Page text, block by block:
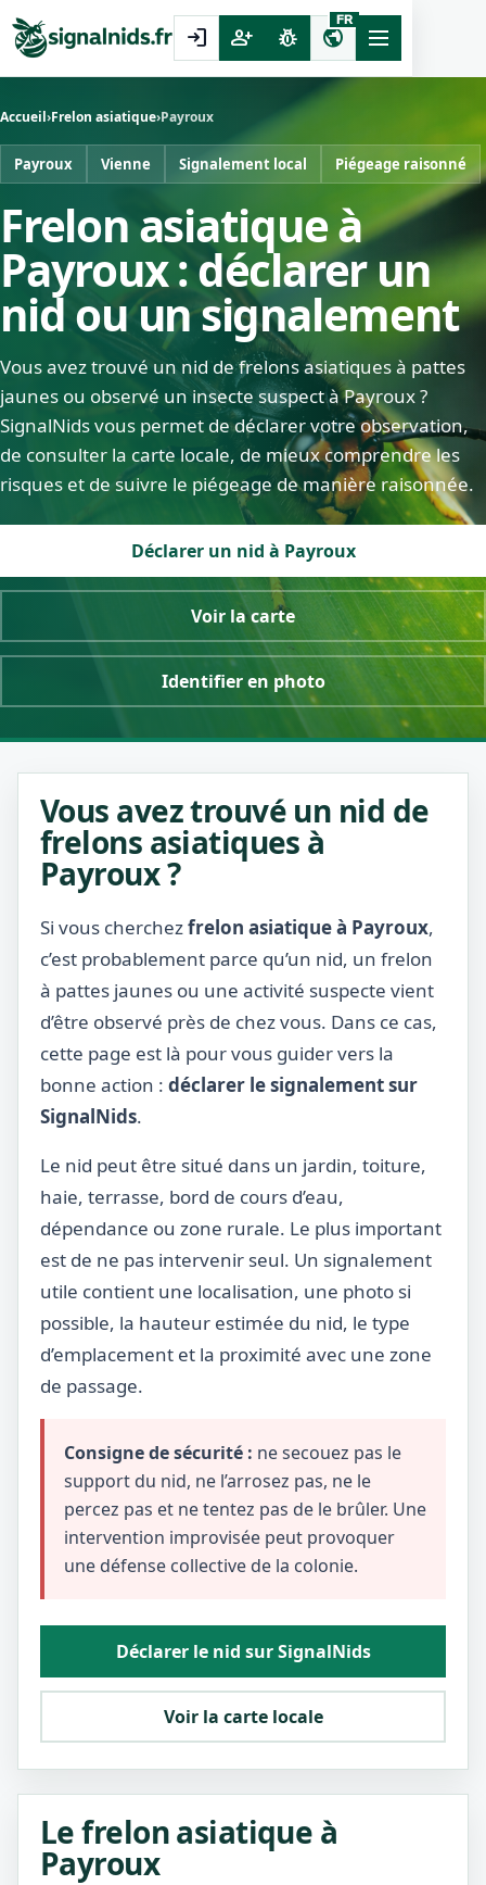
login person_add pest_control public
FR
Accueil›Frelon asiatique›Payroux
Payroux Vienne Signalement local Piégeage raisonné
Frelon asiatique à
Payroux : déclarer un
nid ou un signalement
Vous avez trouvé un nid de frelons asiatiques à pattes
jaunes ou observé un insecte suspect à Payroux ?
SignalNids vous permet de déclarer votre observation,
de consulter la carte locale, de mieux comprendre les
risques et de suivre le piégeage de manière raisonnée.
Déclarer un nid à Payroux
Voir la carte
Identifier en photo
Vous avez trouvé un nid de
frelons asiatiques à
Payroux ?
Si vous cherchezfrelon asiatique à Payroux,
c’est probablement parce qu’un nid, un frelon
à pattes jaunes ou une activité suspecte vient
d’être observé près de chez vous. Dans ce cas,
cette page est là pour vous guider vers la
bonne action : déclarer le signalement sur
SignalNids.
Le nid peut être situé dans un jardin, toiture,
haie, terrasse, bord de cours d’eau,
dépendance ou zone rurale. Le plus important
est de ne pas intervenir seul. Un signalement
utile contient une localisation, une photo si
possible, la hauteur estimée du nid, le type
d’emplacement et la proximité avec une zone
de passage.
Consigne de sécurité : ne secouez pas le
support du nid, ne l’arrosez pas, ne le
percez pas et ne tentez pas de le brûler. Une
intervention improvisée peut provoquer
une défense collective de la colonie.
Déclarer le nid sur SignalNids
Voir la carte locale
Le frelon asiatique à
Payroux